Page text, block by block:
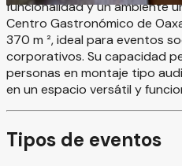
funcionalidad y un ambiente
Centro Gastronómico de
370 m ², ideal para eventos
corporativos. Su capacidad
personas en montaje tipo
en un espacio versátil y
Tipos de eventos